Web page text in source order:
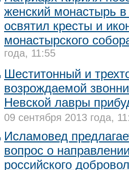
женский монастырь
освятил кресты и
монастырского
года, 11:55
Шеститонный и
возрождаемой
Невской лавры
09 сентября 2013 года,
Исламовед
вопрос о
российского